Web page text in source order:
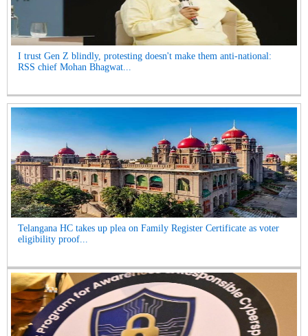
I trust Gen Z blindly, protesting doesn't make them anti-national:
RSS chief Mohan Bhagwat...
Telangana HC takes up plea on Family Register Certificate as voter
eligibility proof...